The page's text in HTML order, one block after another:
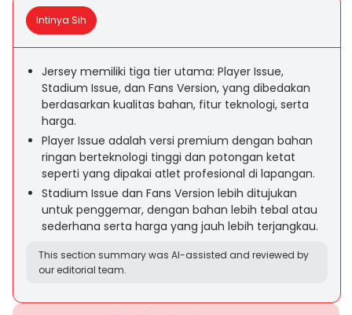
Intinya Sih
Jersey memiliki tiga tier utama: Player Issue,
Stadium Issue, dan Fans Version, yang dibedakan
berdasarkan kualitas bahan, fitur teknologi, serta
harga.
Player Issue adalah versi premium dengan bahan
ringan berteknologi tinggi dan potongan ketat
seperti yang dipakai atlet profesional di lapangan.
Stadium Issue dan Fans Version lebih ditujukan
untuk penggemar, dengan bahan lebih tebal atau
sederhana serta harga yang jauh lebih terjangkau.
This section summary was AI-assisted and reviewed by
our editorial team.